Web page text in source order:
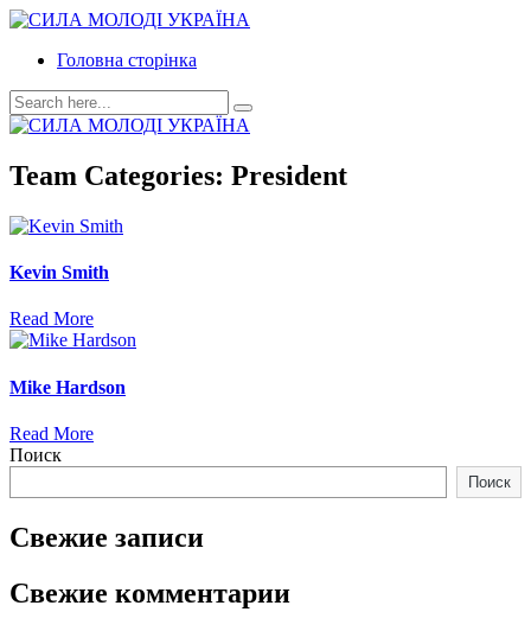
Головна сторінка
Team Categories: President
Kevin Smith
Read More
Mike Hardson
Read More
Поиск
Поиск
Свежие записи
Свежие комментарии